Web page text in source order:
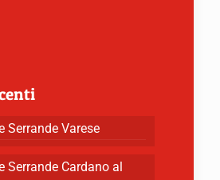
Serrande Varese
Serrande Cardano al